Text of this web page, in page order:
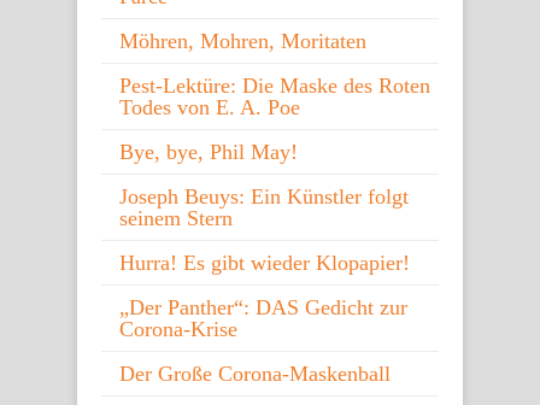
Möhren, Mohren, Moritaten
Pest-Lektüre: Die Maske des Roten
Todes von E. A. Poe
Bye, bye, Phil May!
Joseph Beuys: Ein Künstler folgt
seinem Stern
Hurra! Es gibt wieder Klopapier!
„Der Panther“: DAS Gedicht zur
Corona-Krise
Der Große Corona-Maskenball